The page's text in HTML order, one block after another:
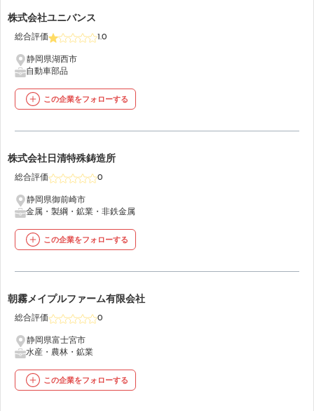
38
株式会社ユニバンス
総合評価 1.0
静岡県湖西市
自動車部品
この企業をフォローする
39
株式会社日清特殊鋳造所
総合評価 0
静岡県御前崎市
金属・製綱・鉱業・非鉄金属
この企業をフォローする
40
朝霧メイプルファーム有限会社
総合評価 0
静岡県富士宮市
水産・農林・鉱業
この企業をフォローする